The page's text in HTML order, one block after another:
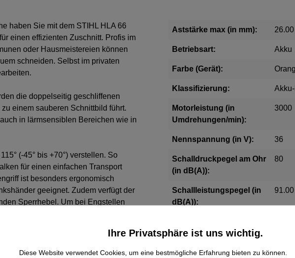
haben Sie mit dem STIHL HLA 66
einen effizienten Zuschnitt. Profis im
oder Hausmeistereien können
schneiden. Selbst im privaten
die doppelseitig geschliffenen
einem sauberen Schnittbild führt.
in lärmsensiblen Bereichen wie in
(-45° bis +70°) verstellen. So
für einen einfachen Transport
ist besonders ergonomisch
geeignet. Zudem verfügt der
Sperrhebel. Um bei Engstellen
HLA 66 mit
Aststärke max (in mm): 26.00
Betriebsart: Akku
Farbe (Gerät):
Klassifizierung:
Motorleistung (in
Umdrehungen/min):
3000
Nennspannung (in V): 36
Schalldruckpegel am Ohr
(in dB(A)):
80
Schallleistungspegel (in
dB(A)):
91.00
Schnitt-/Schwertlänge (in
50
Ihre Privatsphäre ist uns wichtig.
Diese Website verwendet Cookies, um eine bestmögliche Erfahrung bieten zu können.